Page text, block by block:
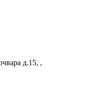
д.15, ,